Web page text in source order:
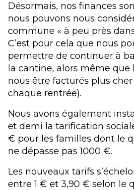
Désormais, nos finances
nous pouvons nous
commune « à peu près
C’est pour cela que nous
permettre de continuer à
la cantine, alors même que
nous être facturés plus
chaque rentrée).
Nous avons également
et demi la tarification
€ pour les familles dont le
ne dépasse pas 1000 €.
Les nouveaux tarifs
entre 1 € et 3,90 € selon le